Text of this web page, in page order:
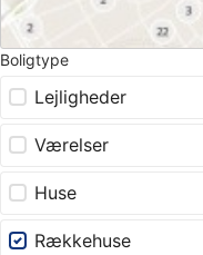
Boligtype
Lejligheder
Værelser
Huse
Rækkehuse